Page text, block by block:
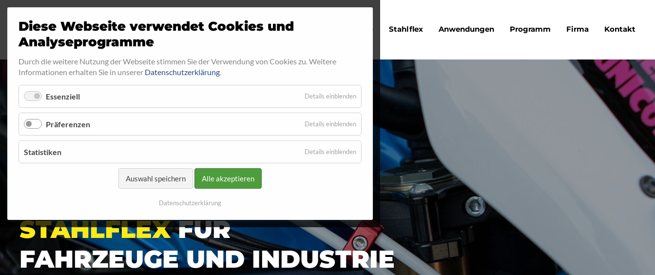
überspringen
Startseite Stahlflex Anwendungen Programm Firma Kontakt
STAHLFLEXFÜR
FAHRZEUGE UND INDUSTRIE
Diese Webseite verwendet Cookies und
Analyseprogramme
Durch die weitere Nutzung der Webseite stimmen Sie der Verwendung von Cookies zu. Weitere
Informationen erhalten Sie in unserer Datenschutzerklärung.
Essenziell Details einblenden
Präferenzen Details einblenden
Statistiken Details einblenden
Auswahl speichern Alle akzeptieren
Datenschutzerklärung